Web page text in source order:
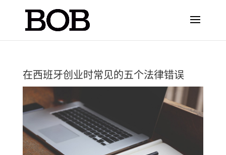
在西班牙创业时常见的五个法律错误